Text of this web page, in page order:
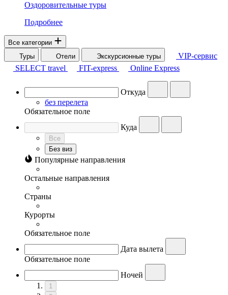
Оздоровительные туры
Подробнее
Все категории
Туры
Отели Экскурсионные туры
VIP-сервис
SELECT travel
FIT-express Online Express
Откуда
без перелета
Обязательное поле
Куда
Все
Без виз
Популярные направления
Остальные направления
Страны
Курорты
Обязательное поле
Дата вылета
Обязательное поле
Ночей
1